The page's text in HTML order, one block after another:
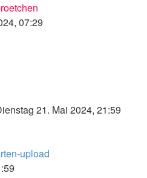
07:29
21. Mai 2024, 21:59
upload